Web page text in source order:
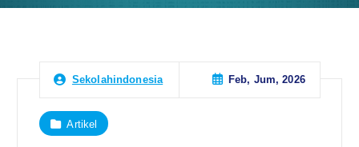
Sekolahindonesia Feb, Jum, 2026
Artikel